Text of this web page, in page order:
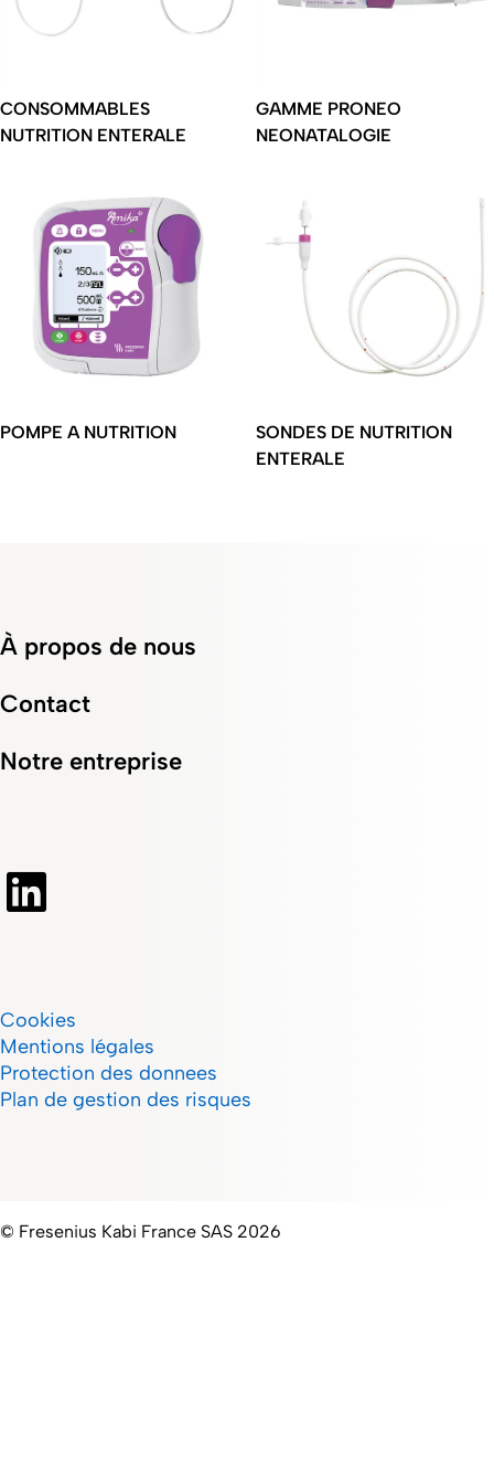
CONSOMMABLES
NUTRITION ENTERALE
GAMME PRONEO
NEONATALOGIE
POMPE A NUTRITION
SONDES DE NUTRITION
ENTERALE
À propos de nous
Contact
Notre entreprise
Cookies
Mentions légales
Protection des donnees
Plan de gestion des risques
© Fresenius Kabi France SAS 2026